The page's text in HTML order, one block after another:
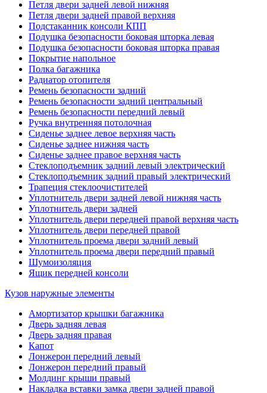
Петля двери задней левой нижняя
Петля двери задней правой верхняя
Подстаканник консоли КПП
Подушка безопасности боковая шторка левая
Подушка безопасности боковая шторка правая
Покрытие напольное
Полка багажника
Радиатор отопителя
Ремень безопасности задний
Ремень безопасности задний центральный
Ремень безопасности передний левый
Ручка внутренняя потолочная
Сиденье заднее левое верхняя часть
Сиденье заднее нижняя часть
Сиденье заднее правое верхняя часть
Стеклоподъемник задний левый электрический
Стеклоподъемник задний правый электрический
Трапеция стеклоочистителей
Уплотнитель двери задней левой нижняя часть
Уплотнитель двери задней
Уплотнитель двери передней правой верхняя часть
Уплотнитель двери передней правой
Уплотнитель проема двери задний левый
Уплотнитель проема двери передний правый
Шумоизоляция
Ящик передней консоли
Кузов наружные элементы
Амортизатор крышки багажника
Дверь задняя левая
Дверь задняя правая
Капот
Лонжерон передний левый
Лонжерон передний правый
Молдинг крыши правый
Накладка вставки замка двери задней правой